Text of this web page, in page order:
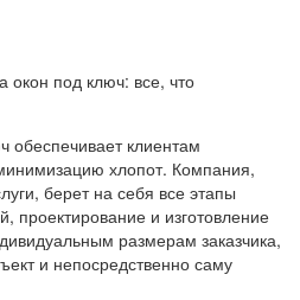
обеспечивает клиентам
хлопот. Компания,
берет на себя все этапы
и изготовление
размерам заказчика,
и непосредственно саму